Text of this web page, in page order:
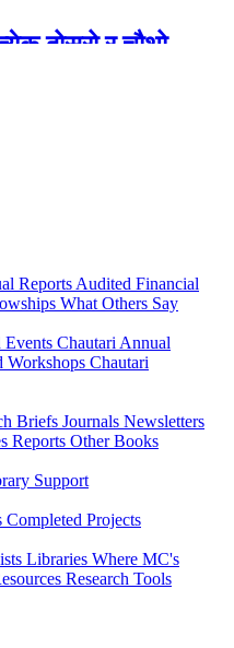
दोस्रो र चौथो
र यसको पुस्तकालय
Reports Audited Financial
What Others Say
Events Chautari Annual
Workshops Chautari
Briefs Journals Newsletters
Reports Other Books
Support
Completed Projects
Libraries Where MC's
Research Tools